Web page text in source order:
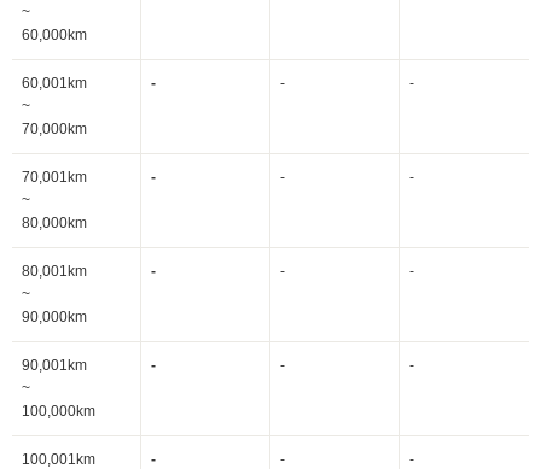
~
60,000km
60,001km
~
70,000km
- - -
70,001km
~
80,000km
- - -
80,001km
~
90,000km
- - -
90,001km
~
100,000km
- - -
100,001km
- - -